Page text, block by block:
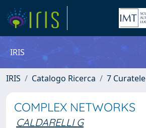
IRIS
IRIS Catalogo Ricerca 7 Curatele
COMPLEX NETWORKS
CALDARELLI G